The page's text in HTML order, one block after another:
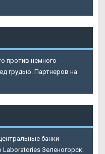
против немного
грудью. Партнеров на
банки
Зеленогорск.